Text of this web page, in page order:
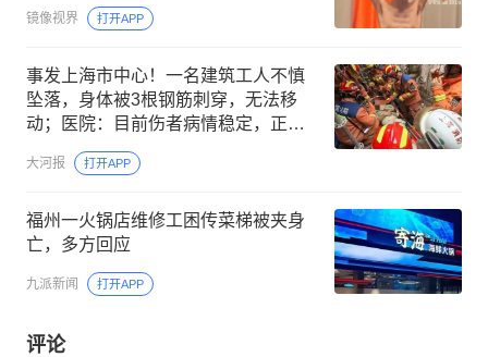
镜像视界 打开APP
事发上海市中心！一名建筑工人不慎
坠落，身体被3根钢筋刺穿，无法移
动；医院：目前伤者病情稳定，正在
进一步治疗中
大河报 打开APP
福州一火锅店维修工困传菜梯被夹身
亡，多方回应
九派新闻 打开APP
评论